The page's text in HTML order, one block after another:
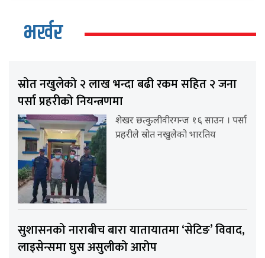
भर्खर
स्रोत नखुलेको २ लाख भन्दा बढी रकम सहित २ जना
पर्सा प्रहरीको नियन्त्रणमा
शेखर छत्कुलीवीरगन्ज १६ साउन । पर्सा
प्रहरीले स्रोत नखुलेको भारतिय
सुशासनको नाराबीच बारा यातायातमा ‘सेटिङ’ विवाद,
लाइसेन्समा घुस असुलीको आरोप